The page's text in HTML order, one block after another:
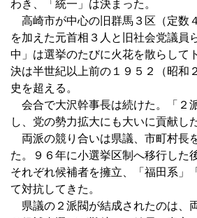
わき、「統一」は決まった。
高崎市が中心の旧群馬３区（定数
を加えた元首相３人と旧社会党議員
中」は選挙のたびに火花を散らして
決は半世紀以上前の１９５２（昭和
史を超える。
会合で大沢幹事長は続けた。「２
し、党の勢力拡大にも大いに貢献した
両派の競り合いは県議、市町村長
た。９６年に小選挙区制へ移行した
それぞれ候補者を擁立、「福田系」
て対抗してきた。
県議の２派閥が結成されたのは、